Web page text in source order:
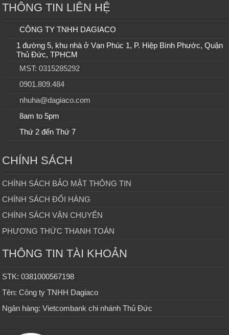
THÔNG TIN LIÊN HỆ
CÔNG TY TNHH DAGIACO
1 đường 5, khu nhà ở Vạn Phúc 1, P. Hiệp Bình Phước, Quận
Thủ Đức, TPHCM
MST: 0315285292
0901.809.484
nhuha@dagiaco.com
8am to 5pm
Thứ 2 đến Thứ 7
CHÍNH SÁCH
CHÍNH SÁCH BẢO MẬT THÔNG TIN
CHÍNH SÁCH ĐỔI HÀNG
CHÍNH SÁCH VẬN CHUYỂN
PHƯƠNG THỨC THANH TOÁN
THÔNG TIN TÀI KHOẢN
STK: 0381000567198
Tên: Công ty TNHH Dagiaco
Ngân hàng: Vietcombank chi nhánh Thủ Đức